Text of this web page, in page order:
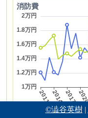
©澁谷英樹|
消防費